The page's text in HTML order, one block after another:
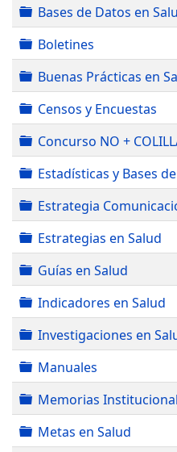
Carpeta
Bases de Datos en
Carpeta
Boletines
Carpeta
Buenas Prácticas en
Carpeta
Censos y Encuestas
Carpeta
Concurso NO +
Carpeta
Estadísticas y Bases
Carpeta
Estrategia
Carpeta
Estrategias en Salud
Carpeta
Guías en Salud
Carpeta
Indicadores en Salud
Carpeta
Investigaciones en
Carpeta
Manuales
Carpeta
Memorias
Carpeta
Metas en Salud